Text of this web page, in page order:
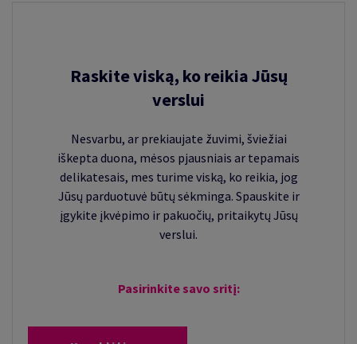
Raskite viską, ko reikia Jūsų
verslui
Nesvarbu, ar prekiaujate žuvimi, šviežiai
iškepta duona, mėsos pjausniais ar tepamais
delikatesais, mes turime viską, ko reikia, jog
Jūsų parduotuvė būtų sėkminga. Spauskite ir
įgykite įkvėpimo ir pakuočių, pritaikytų Jūsų
verslui.
Pasirinkite savo sritį: